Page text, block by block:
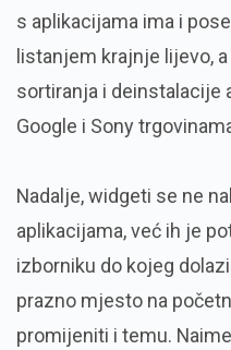
s aplikacijama ima i
listanjem krajnje lijevo,
sortiranja i deinstalacije
Google i Sony
Nadalje, widgeti se ne
aplikacijama, već ih je
izborniku do kojeg
prazno mjesto na
promijeniti i temu.